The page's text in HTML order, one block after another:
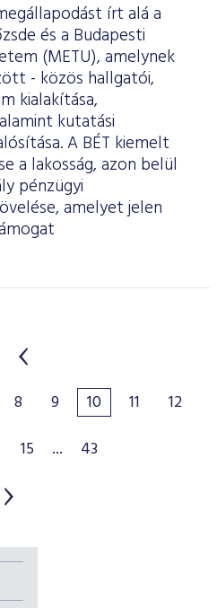
írt alá a
és a Budapesti
(METU), amelynek
- közös hallgatói,
kialakítása,
kutatási
A BÉT kiemelt
a lakosság, azon belül
pénzügyi
amelyet jelen
8 9 10 11
12
15 ... 43